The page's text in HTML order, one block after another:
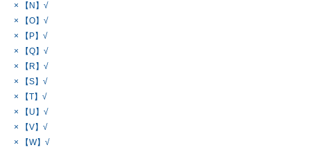
× 【N】√
× 【O】√
× 【P】√
× 【Q】√
× 【R】√
× 【S】√
× 【T】√
× 【U】√
× 【V】√
× 【W】√